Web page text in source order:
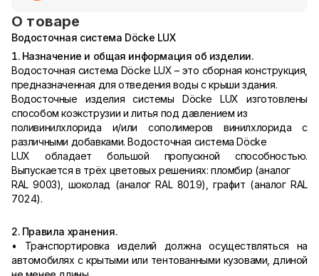
О товаре
Водосточная система Döcke LUX
1. Назначение и общая информация об изделии.
Водосточная система Döcke LUX – это сборная конструкция,
предназначенная для отведения воды с крыши здания.
Водосточные изделия системы Döcke LUX изготовлены
способом коэкструзии и литья под давлением из
поливинилхлорида и/или сополимеров винилхлорида с
различными добавками. Водосточная система Döcke
LUX обладает большой пропускной способностью.
Выпускается в трёх цветовых решениях: пломбир (аналог
RAL 9003), шоколад (аналог RAL 8019), графит (аналог RAL
7024).
2. Правила хранения.
• Транспортировка изделий должна осуществляться на
автомобилях с крытыми или тентованными кузовами, длиной